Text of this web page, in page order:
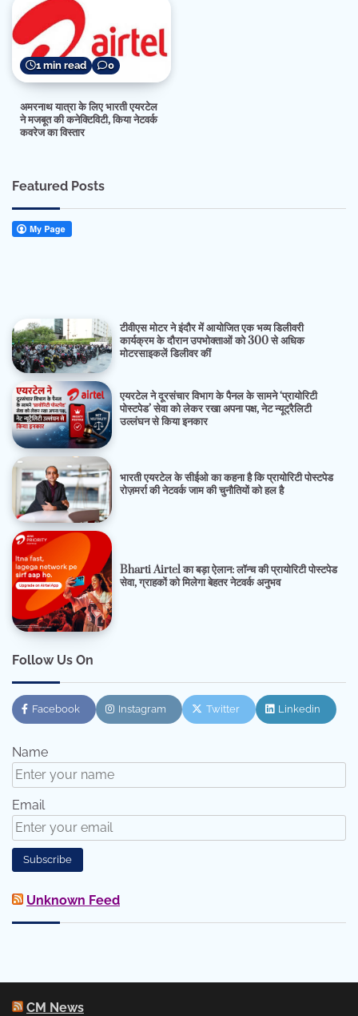
1 min read 0
अमरनाथ यात्रा के लिए भारती एयरटेल
ने मजबूत की कनेक्टिविटी, किया नेटवर्क
कवरेज का विस्तार
Featured Posts
टीवीएस मोटर ने इंदौर में आयोजित एक भव्य डिलीवरी
कार्यक्रम के दौरान उपभोक्ताओं को 300 से अधिक
मोटरसाइकलें डिलीवर कीं
एयरटेल ने दूरसंचार विभाग के पैनल के सामने ‘प्रायोरिटी
पोस्टपेड’ सेवा को लेकर रखा अपना पक्ष, नेट न्यूट्रैलिटी
उल्लंघन से किया इनकार
भारती एयरटेल के सीईओ का कहना है कि प्रायोरिटी पोस्टपेड
रोज़मर्रा की नेटवर्क जाम की चुनौतियों को हल है
Bharti Airtel का बड़ा ऐलान: लॉन्च की प्रायोरिटी पोस्टपेड
सेवा, ग्राहकों को मिलेगा बेहतर नेटवर्क अनुभव
Follow Us On
Facebook Instagram Twitter Linkedin
Name
Email
Unknown Feed
CM News